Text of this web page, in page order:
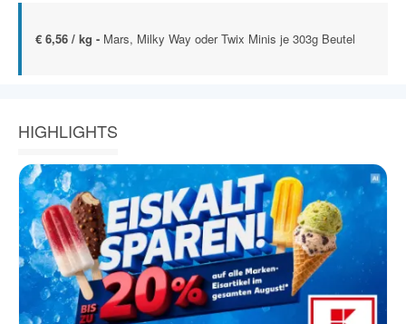
€ 6,56 / kg - Mars, Milky Way oder Twix Minis je 303g Beutel
HIGHLIGHTS